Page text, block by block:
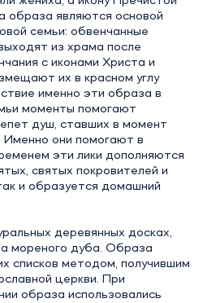
образа являются основой
семьи: обвенчанные
из храма после
с иконами Христа и
их в красном углу
именно эти образа в
моменты помогают
душ, ставших в момент
Именно они помогают в
эти лики дополняются
святых покровителей и
и образуется домашний
деревянных досках,
мореного дуба. Образа
списков методом, получившим
церкви. При
образа использовались